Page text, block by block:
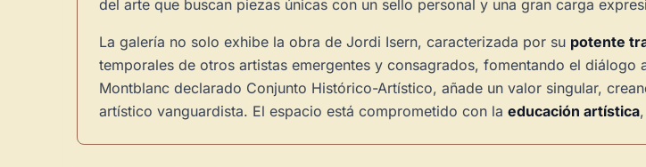
del arte que buscan piezas únicas con un sello personal y una gran carga
La galería no solo exhibe la obra de Jordi Isern, caracterizada por su potente
temporales de otros artistas emergentes y consagrados, fomentando el
Montblanc declarado Conjunto Histórico-Artístico, añade un valor singular,
artístico vanguardista. El espacio está comprometido con la educación artística